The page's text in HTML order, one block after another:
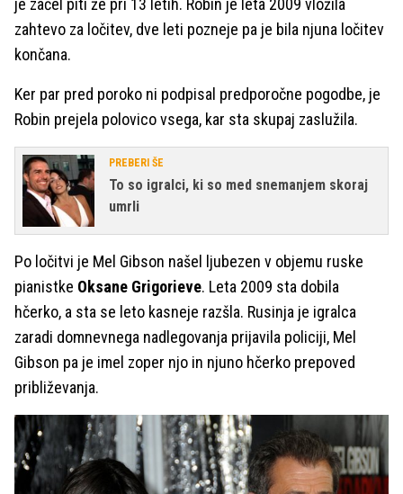
je začel piti že pri 13 letih. Robin je leta 2009 vložila
zahtevo za ločitev, dve leti pozneje pa je bila njuna ločitev
končana.
Ker par pred poroko ni podpisal predporočne pogodbe, je
Robin prejela polovico vsega, kar sta skupaj zaslužila.
PREBERI ŠE
To so igralci, ki so med snemanjem skoraj
umrli
Po ločitvi je Mel Gibson našel ljubezen v objemu ruske
pianistke Oksane Grigorieve. Leta 2009 sta dobila
hčerko, a sta se leto kasneje razšla. Rusinja je igralca
zaradi domnevnega nadlegovanja prijavila policiji, Mel
Gibson pa je imel zoper njo in njuno hčerko prepoved
približevanja.